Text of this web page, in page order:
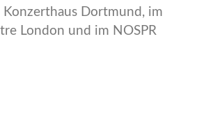
Konzerthaus Dortmund, im
London und im NOSPR